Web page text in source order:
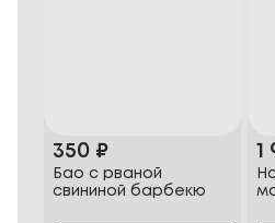
350 ₽
Бао с рваной
свининой барбекю
1